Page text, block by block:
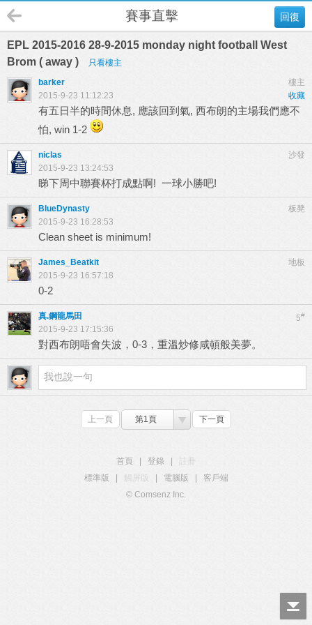
回復
賽事直擊
EPL 2015-2016 28-9-2015 monday night football West
Brom ( away )
只看樓主
樓主
barker
收藏
2015-9-23 11:12:23
有五日半的時間休息, 應該回到氣, 西布朗的主場我們應不
怕, win 1-2
沙發
niclas
2015-9-23 13:24:53
睇下周中聯賽杯打成點啊! 一球小勝吧!
板凳
BlueDynasty
2015-9-23 16:28:53
Clean sheet is minimum!
地板
James_Beatkit
2015-9-23 16:57:18
0-2
5#
真.鋼龍馬田
2015-9-23 17:15:36
對西布朗唔會失波，0-3，重溫炒修咸頓般美夢。
上一頁 第1頁 下一頁
首頁 登錄
標準版
觸屏版 電腦版
客戶端
© Comsenz Inc.